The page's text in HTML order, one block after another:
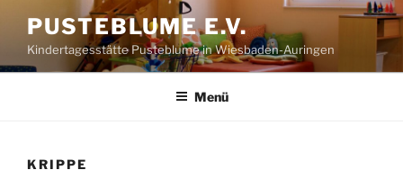
Inhalt
springen
PUSTEBLUME E.V.
Kindertagesstätte Pusteblume in Wiesbaden-Auringen
Menü
KRIPPE